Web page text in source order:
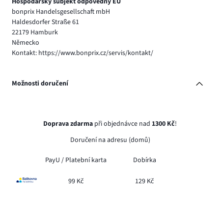
bonprix Handelsgesellschaft mbH
Haldesdorfer Straße 61
22179 Hamburk
Německo
Kontakt: https://www.bonprix.cz/servis/kontakt/
Možnosti doručení
Doprava zdarma při objednávce nad 1300 Kč!
Doručení na adresu (domů)
PayU / Platební karta Dobírka
99 Kč 129 Kč